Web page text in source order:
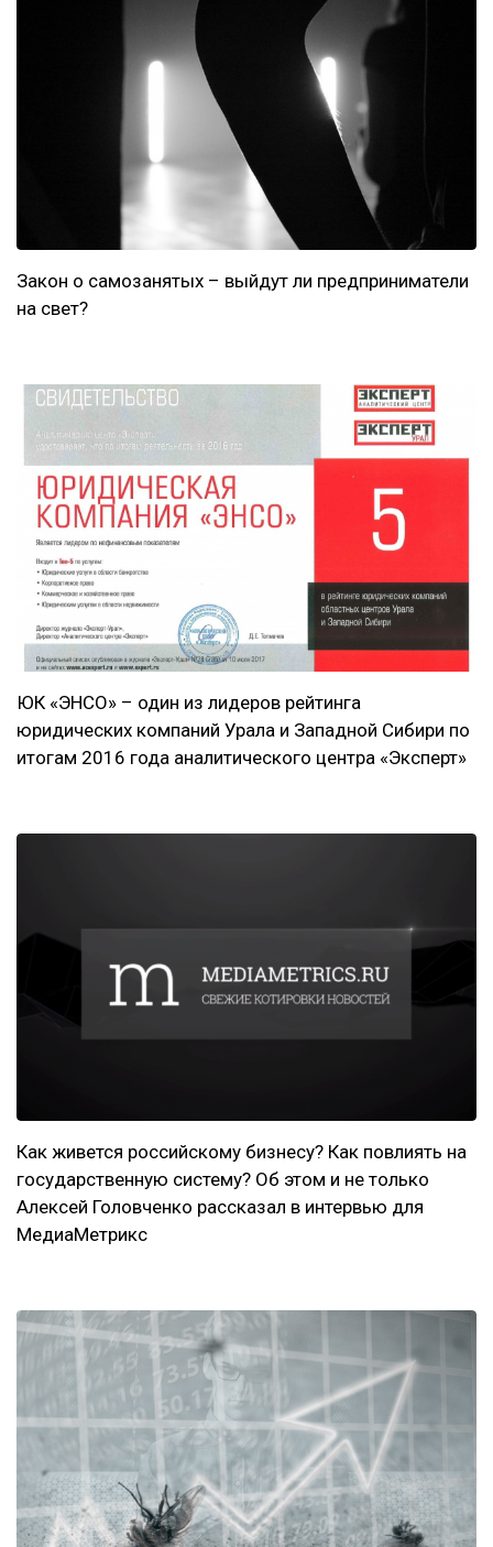
Закон о самозанятых – выйдут ли предприниматели
на свет?
ЮК «ЭНСО» – один из лидеров рейтинга
юридических компаний Урала и Западной Сибири по
итогам 2016 года аналитического центра «Эксперт»
Как живется российскому бизнесу? Как повлиять на
государственную систему? Об этом и не только
Алексей Головченко рассказал в интервью для
МедиаМетрикс